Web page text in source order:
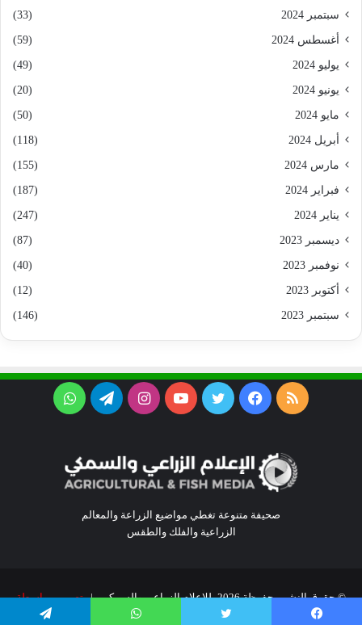
سبتمبر 2024 (33)
أغسطس 2024 (59)
يوليو 2024 (49)
يونيو 2024 (20)
مايو 2024 (50)
أبريل 2024 (118)
مارس 2024 (155)
فبراير 2024 (187)
يناير 2024 (247)
ديسمبر 2023 (87)
نوفمبر 2023 (40)
أكتوبر 2023 (12)
سبتمبر 2023 (146)
ملخص
RSS
فيسبوكتويتر يوتيوبانستقرامتيلقرامواتساب
صحيفة متنوعة تغطي مواضيع الزراعة والمعالم
الزراعية والفلك والطقس
© حقوق النشر محفوظة 2026، للإعلام الزراعي والسمكي | تصميم بواسطة